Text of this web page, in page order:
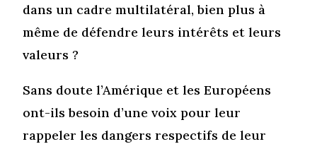
dans un cadre multilatéral, bien plus à
même de défendre leurs intérêts et leurs
valeurs ?
Sans doute l’Amérique et les Européens
ont-ils besoin d’une voix pour leur
rappeler les dangers respectifs de leur